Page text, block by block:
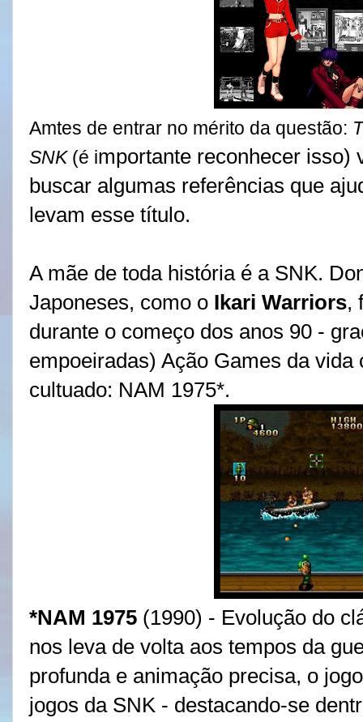
Amtes de entrar no mérito da questão:
SNK(é importante reconhecer isso)
buscar algumas referências que
levam esse título.
A mãe de toda história é a SNK.
Japoneses, como o Ikari Warriors,
durante o começo dos anos 90 -
empoeiradas) Ação Games da vida
cultuado: NAM 1975*.
*NAM 1975 (1990) - Evolução do
nos leva de volta aos tempos da
profunda e animação precisa, o
jogos da SNK - destacando-se